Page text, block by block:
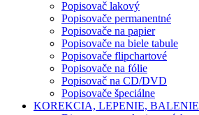
Popisovač lakový
Popisovače permanentné
Popisovače na papier
Popisovače na biele tabule
Popisovače flipchartové
Popisovače na fólie
Popisovač na CD/DVD
Popisovače špeciálne
KOREKCIA, LEPENIE, BALENIE